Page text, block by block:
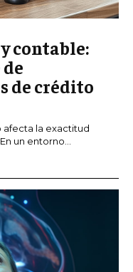
contable:
de crédito
afecta la exactitud
un entorno...